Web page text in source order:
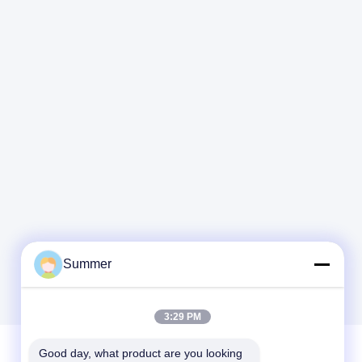
Summer
3:29 PM
Good day, what product are you looking